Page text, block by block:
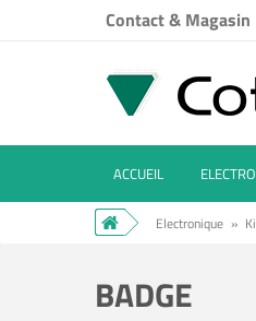
Contact & Magasin
ACCUEIL
Electronique »
BADGE